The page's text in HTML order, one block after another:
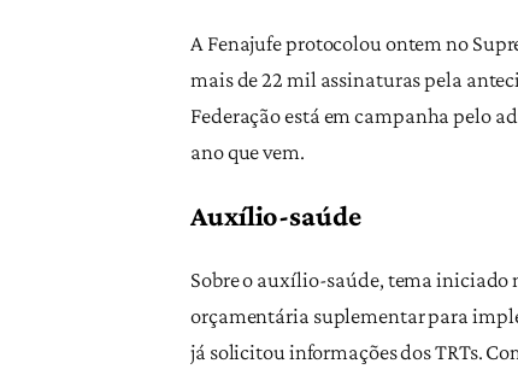
A Fenajufe protocolou ontem no
mais de 22 mil assinaturas pela
Federação está em campanha pelo
ano que vem.
Auxílio-saúde
Sobre o auxílio-saúde, tema iniciado
orçamentária suplementar para
já solicitou informações dos TRTs.